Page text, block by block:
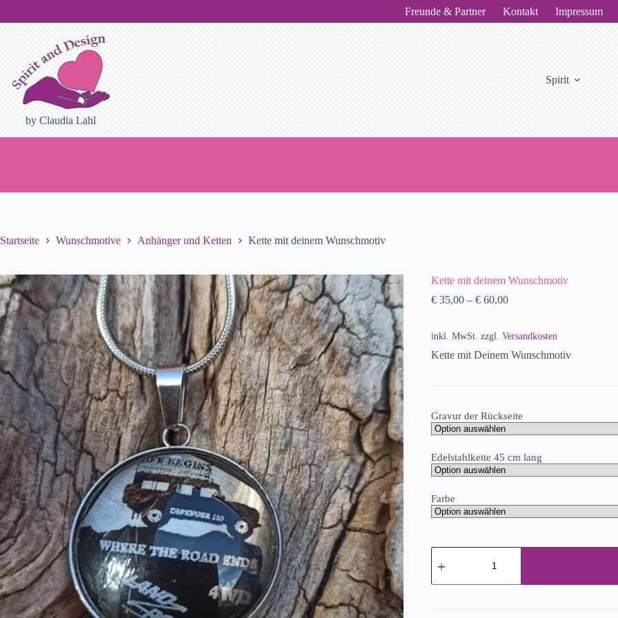
springen
Freunde & Partner Kontakt Impressum
by Claudia Lahl
Spirit
Startseite Wunschmotive Anhänger und Ketten Kette mit deinem Wunschmotiv
Kette mit deinem Wunschmotiv
€35,00– €60,00
inkl. MwSt. zzgl. Versandkosten
Kette mit Deinem Wunschmotiv
Gravur der Rückseite
Edelstahlkette 45 cm lang
Farbe
Kette
mit
Wunschmotiv